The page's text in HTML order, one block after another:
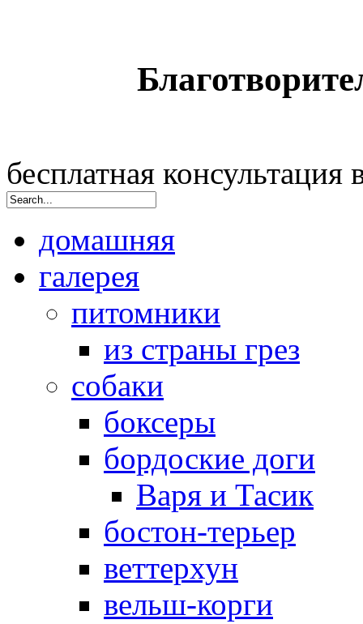
бесплатная
домашняя
галерея
питомники
из страны грез
собаки
боксеры
бордоские доги
Варя и Тасик
бостон-терьер
веттерхун
вельш-корги